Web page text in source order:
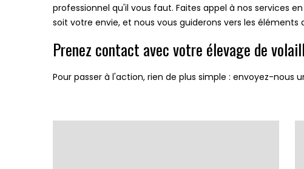
professionnel qu'il vous faut. Faites appel à nos services
soit votre envie, et nous vous guiderons vers les
Prenez contact avec votre élevage de
Pour passer à l'action, rien de plus simple : envoyez-nous